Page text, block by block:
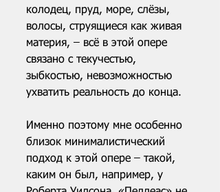
колодец, пруд, море, слёзы,
волосы, струящиеся как живая
материя, – всё в этой опере
связано с текучестью,
зыбкостью, невозможностью
ухватить реальность до конца.
Именно поэтому мне особенно
близок минималистический
подход к этой опере – такой,
каким он был, например, у